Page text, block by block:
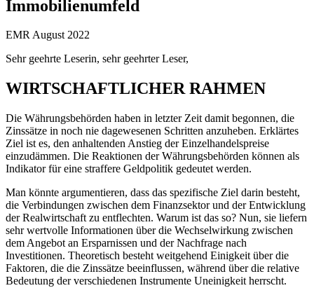
Immobilienumfeld
EMR August 2022
Sehr geehrte Leserin, sehr geehrter Leser,
WIRTSCHAFTLICHER RAHMEN
Die Währungsbehörden haben in letzter Zeit damit begonnen, die
Zinssätze in noch nie dagewesenen Schritten anzuheben. Erklärtes
Ziel ist es, den anhaltenden Anstieg der Einzelhandelspreise
einzudämmen. Die Reaktionen der Währungsbehörden können als
Indikator für eine straffere Geldpolitik gedeutet werden.
Man könnte argumentieren, dass das spezifische Ziel darin besteht,
die Verbindungen zwischen dem Finanzsektor und der Entwicklung
der Realwirtschaft zu entflechten. Warum ist das so? Nun, sie liefern
sehr wertvolle Informationen über die Wechselwirkung zwischen
dem Angebot an Ersparnissen und der Nachfrage nach
Investitionen. Theoretisch besteht weitgehend Einigkeit über die
Faktoren, die die Zinssätze beeinflussen, während über die relative
Bedeutung der verschiedenen Instrumente Uneinigkeit herrscht.